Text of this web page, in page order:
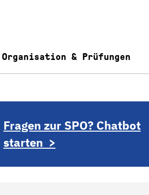
Fragen zur SPO? Chatbot
starten >
Organisation & Prüfungen